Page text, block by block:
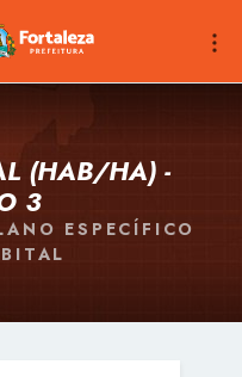
(HAB/HA) -
3
ESPECÍFICO